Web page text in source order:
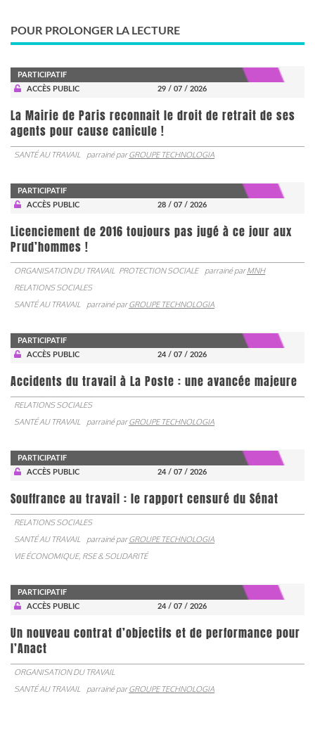
POUR PROLONGER LA LECTURE
PARTICIPATIF
ACCÈS PUBLIC
29 / 07 / 2026
La Mairie de Paris reconnait le droit de retrait de ses
agents pour cause canicule !
SANTÉ AU TRAVAIL parrainé parGROUPE TECHNOLOGIA
PARTICIPATIF
ACCÈS PUBLIC
28 / 07 / 2026
Licenciement de 2016 toujours pas jugé à ce jour aux
Prud’hommes !
ORGANISATION DU TRAVAIL PROTECTION SOCIALE parrainé parMNH
RELATIONS SOCIALES
SANTÉ AU TRAVAIL
parrainé parGROUPE TECHNOLOGIA
PARTICIPATIF
ACCÈS PUBLIC
24 / 07 / 2026
Accidents du travail à La Poste : une avancée majeure
RELATIONS SOCIALES
SANTÉ AU TRAVAIL
parrainé parGROUPE TECHNOLOGIA
PARTICIPATIF
ACCÈS PUBLIC
24 / 07 / 2026
Souffrance au travail : le rapport censuré du Sénat
RELATIONS SOCIALES
SANTÉ AU TRAVAIL
parrainé parGROUPE TECHNOLOGIA
VIE ÉCONOMIQUE, RSE & SOLIDARITÉ
PARTICIPATIF
ACCÈS PUBLIC
24 / 07 / 2026
Un nouveau contrat d’objectifs et de performance pour
l’Anact
ORGANISATION DU TRAVAIL
SANTÉ AU TRAVAIL
parrainé parGROUPE TECHNOLOGIA